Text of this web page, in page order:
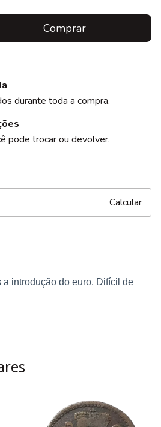
durante toda a compra.
pode trocar ou devolver.
Calcular
a introdução do euro. Difícil de